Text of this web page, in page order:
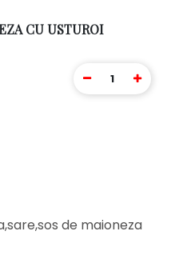
CU USTUROI
1
de maioneza